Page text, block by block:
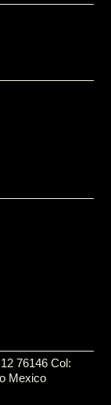
76146 Col:
Mexico